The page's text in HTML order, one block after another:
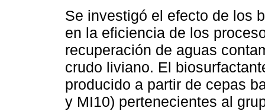
Se investigó el efecto de los
en la eficiencia de los
recuperación de aguas
crudo liviano. El
producido a partir de cepas
y MI10) pertenecientes al